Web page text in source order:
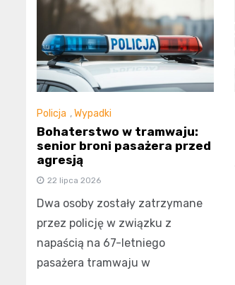
Policja ,Wypadki
Bohaterstwo w tramwaju:
senior broni pasażera przed
agresją
22 lipca 2026
Dwa osoby zostały zatrzymane
przez policję w związku z
napaścią na 67-letniego
pasażera tramwaju w